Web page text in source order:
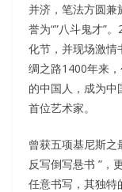
并济，笔法方圆兼
誉为“”八斗鬼才”
化节，并现场激情
绸之路1400年来
的中国人，成为中
首位艺术家。
曾获五项基尼斯之
反写倒写悬书 ”，
任意书写，其独特